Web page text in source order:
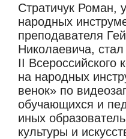
Стратичук Роман,
народных
преподавателя
Николаевича,
II Всероссийского
на народных
венок» по
обучающихся и
иных
культуры и